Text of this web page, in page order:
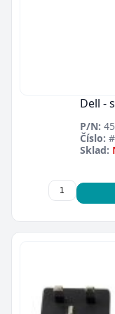
Dell -
P/N:
Číslo:
Sklad: